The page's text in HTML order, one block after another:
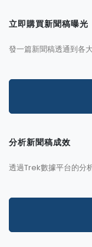
立即購買新聞稿曝光
發一篇新聞稿透通到各
分析新聞稿成效
透過Trek數據平台的分